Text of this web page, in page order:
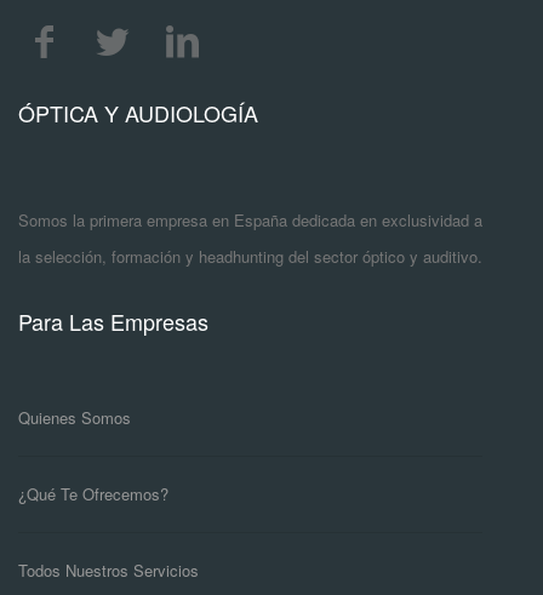
ÓPTICA Y AUDIOLOGÍA
Somos la primera empresa en España dedicada en exclusividad a
la selección, formación y headhunting del sector óptico y auditivo.
Para Las Empresas
Quienes Somos
¿Qué Te Ofrecemos?
Todos Nuestros Servicios